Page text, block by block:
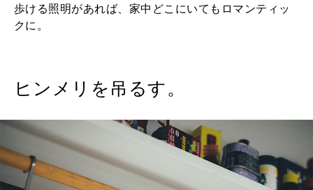
歩ける照明があれば、家中どこにいてもロマンティッ
クに。
ヒンメリを吊るす。